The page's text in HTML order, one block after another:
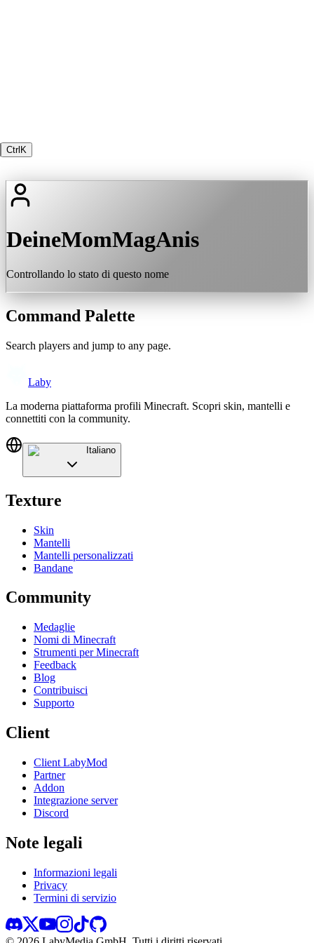
Ctrl K
DeineMomMagAnis
Controllando lo stato di questo nome
Command Palette
Search players and jump to any page.
Laby
La moderna piattaforma profili Minecraft. Scopri skin, mantelli e
connettiti con la community.
Italiano
Texture
Skin
Mantelli
Mantelli personalizzati
Bandane
Community
Medaglie
Nomi di Minecraft
Strumenti per Minecraft
Feedback
Blog
Contribuisci
Supporto
Client
Client LabyMod
Partner
Addon
Integrazione server
Discord
Note legali
Informazioni legali
Privacy
Termini di servizio